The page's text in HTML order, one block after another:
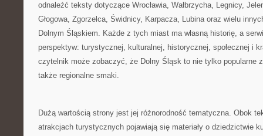
odnaleźć teksty dotyczące Wrocławia, Wałbrzycha, Legnicy,
Głogowa, Zgorzelca, Świdnicy, Karpacza, Lubina oraz wielu
Dolnym Śląskiem. Każde z tych miast ma własną historię, a
perspektyw: turystycznej, kulturalnej, historycznej, społecznej i
czytelnik może zobaczyć, że Dolny Śląsk to nie tylko popularne
także regionalne smaki.
Dużą wartością strony jest jej różnorodność tematyczna. Obok
atrakcjach turystycznych pojawiają się materiały o dziedzictwie